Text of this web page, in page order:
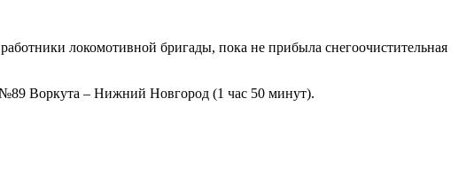
локомотивной бригады, пока не прибыла снегоочистительная
Воркута – Нижний Новгород (1 час 50 минут).